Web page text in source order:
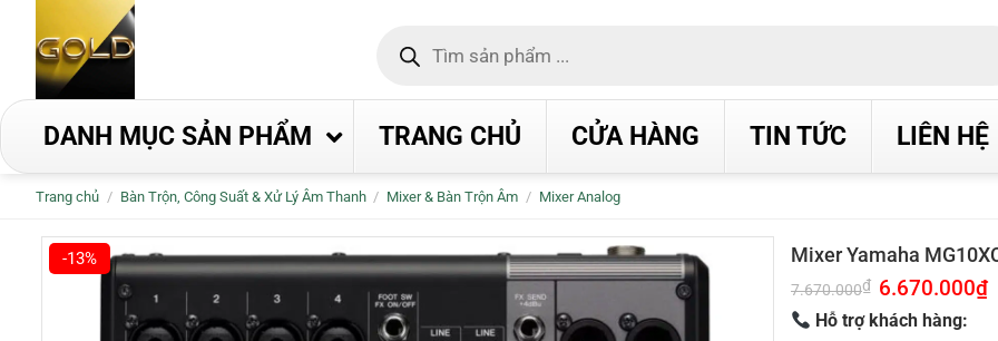
dung
kiếm
DANH MỤC SẢN PHẨM TRANG CHỦ CỬA HÀNG TIN TỨC LIÊN HỆ
Trang chủ / Bàn Trộn, Công Suất & Xử Lý Âm Thanh / Mixer & Bàn Trộn Âm / Mixer Analog
-13% Mixer Yamaha
7.670.000₫ Giá
gốc
là:
7.670.000₫.
6.670.000₫
Hỗ trợ khách hàng: